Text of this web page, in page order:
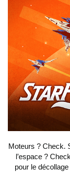
Moteurs ? Check.
l’espace ?
pour le